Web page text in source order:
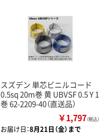
スズデン 単芯ビニルコード
0.5sq 20m巻 黄 UBVSF 0.5 Y 1
巻 62-2209-40（直送品）
￥1,797（税込）
お届け日：8月21日（金）まで